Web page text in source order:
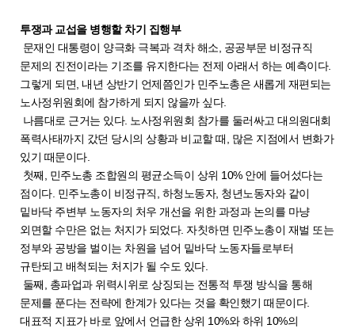
투쟁과 교섭을 병행할 차기 집행부
문재인 대통령이 양극화 극복과 격차 해소, 공공부문 비정규직
문제의 진전이라는 기조를 유지한다는 전제 아래서 하는 예측이다.
그렇게 되면, 내년 상반기 언제쯤인가 민주노총은 새롭게 재편되는
노사정위원회에 참가하게 되지 않을까 싶다.
나름대로 근거는 있다. 노사정위원회 참가를 둘러싸고 대의원대회
폭력사태까지 갔던 당시의 상황과 비교할 때, 많은 지점에서 변화가
있기 때문이다.
첫째, 민주노총 조합원의 평균소득이 상위 10% 안에 들어섰다는
점이다. 민주노총이 비정규직, 하청노동자, 청년노동자와 같이
밑바닥 주변부 노동자의 처우 개선을 위한 과정과 논의를 마냥
외면할 수만은 없는 처지가 되었다. 자칫하면 민주노총이 재벌 또는
정부와 공방을 벌이는 차원을 넘어 밑바닥 노동자들로부터
규탄되고 배척되는 처지가 될 수도 있다.
둘째, 총파업과 위력시위로 상징되는 전통적 투쟁 방식을 통해
문제를 푼다는 전략에 한계가 있다는 것을 확인했기 때문이다.
대표적 지표가 바로 앞에서 언급한 상위 10%와 하위 10%의